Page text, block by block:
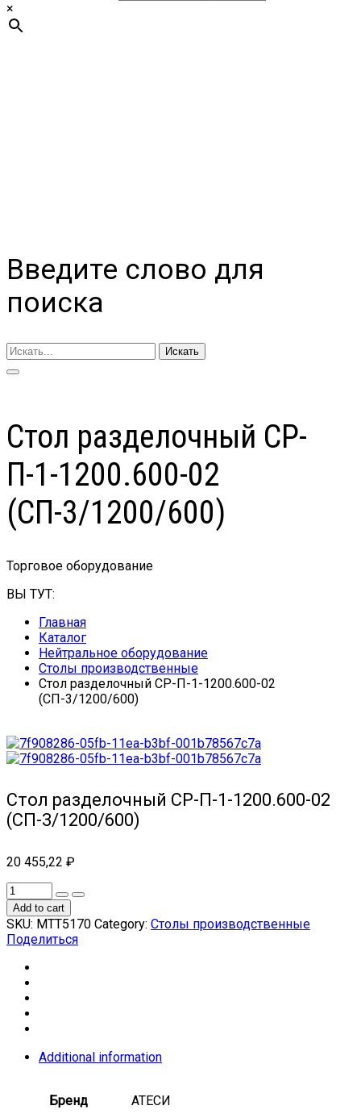
×
Введите слово для
поиска
Искать
Стол разделочный СР-
П-1-1200.600-02
(СП-3/1200/600)
Торговое оборудование
ВЫ ТУТ:
Главная
Каталог
Нейтральное оборудование
Столы производственные
Стол разделочный СР-П-1-1200.600-02
(СП-3/1200/600)
Стол разделочный СР-П-1-1200.600-02
(СП-3/1200/600)
20 455,22 ₽
Add to cart
SKU: МТТ5170 Category: Столы производственные
Поделиться
Additional information
Бренд АТЕСИ